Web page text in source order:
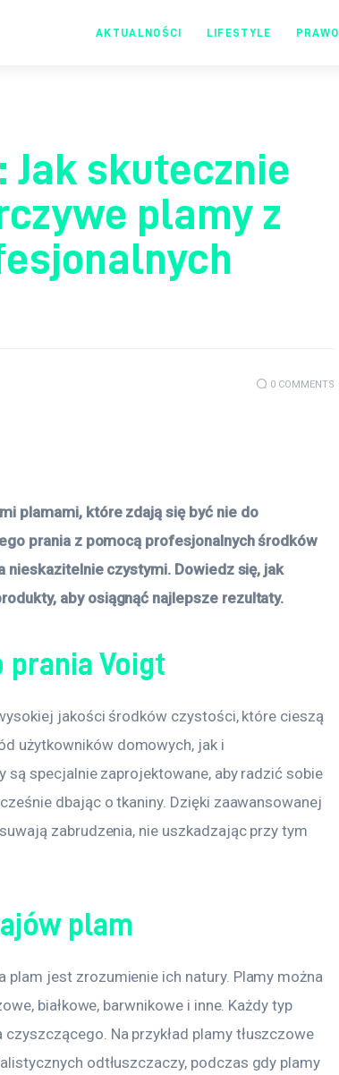
AKTUALNOŚCI LIFESTYLE PRAWO
Jak skutecznie
plamy z
0 COMMENTS
plamami, które zdają się być nie do
prania z pomocą profesjonalnych środków
nieskazitelnie czystymi. Dowiedz się, jak
aby osiągnąć najlepsze rezultaty.
prania Voigt
jakości środków czystości, które cieszą
użytkowników domowych, jak i
specjalnie zaprojektowane, aby radzić sobie
dbając o tkaniny. Dzięki zaawansowanej
zabrudzenia, nie uszkadzając przy tym
plam
plam jest zrozumienie ich natury. Plamy można
białkowe, barwnikowe i inne. Każdy typ
Na przykład plamy tłuszczowe
odtłuszczaczy, podczas gdy plamy